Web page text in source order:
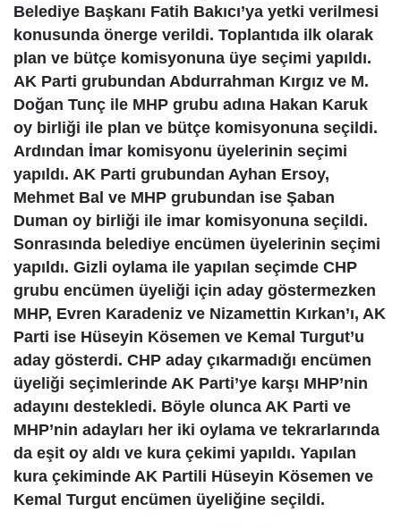
Belediye Başkanı Fatih Bakıcı’ya yetki verilmesi
konusunda önerge verildi. Toplantıda ilk olarak
plan ve bütçe komisyonuna üye seçimi yapıldı.
AK Parti grubundan Abdurrahman Kırgız ve M.
Doğan Tunç ile MHP grubu adına Hakan Karuk
oy birliği ile plan ve bütçe komisyonuna seçildi.
Ardından İmar komisyonu üyelerinin seçimi
yapıldı. AK Parti grubundan Ayhan Ersoy,
Mehmet Bal ve MHP grubundan ise Şaban
Duman oy birliği ile imar komisyonuna seçildi.
Sonrasında belediye encümen üyelerinin seçimi
yapıldı. Gizli oylama ile yapılan seçimde CHP
grubu encümen üyeliği için aday göstermezken
MHP, Evren Karadeniz ve Nizamettin Kırkan’ı, AK
Parti ise Hüseyin Kösemen ve Kemal Turgut’u
aday gösterdi. CHP aday çıkarmadığı encümen
üyeliği seçimlerinde AK Parti’ye karşı MHP’nin
adayını destekledi. Böyle olunca AK Parti ve
MHP’nin adayları her iki oylama ve tekrarlarında
da eşit oy aldı ve kura çekimi yapıldı. Yapılan
kura çekiminde AK Partili Hüseyin Kösemen ve
Kemal Turgut encümen üyeliğine seçildi.